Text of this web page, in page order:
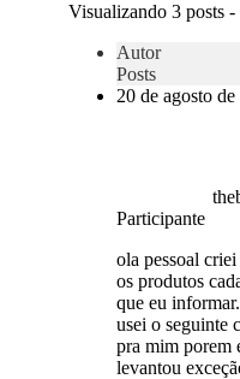
Visualizando 3 posts
Autor
Posts
20 de agosto
Participante
ola pessoal
os produtos
que eu
usei o seguinte
pra mim porem
levantou